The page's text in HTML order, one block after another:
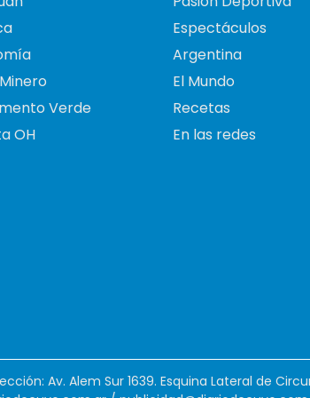
Verde
OH
Espectáculos
Argentina
El Mundo
Recetas
En las redes
Av. Alem Sur 1639. Esquina Lateral de